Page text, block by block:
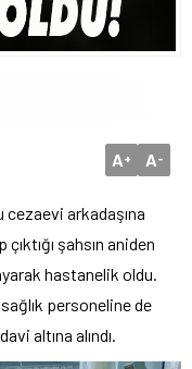
A+ A-
cezaevi arkadaşına
şahsın aniden
hastanelik oldu.
personeline de
altına alındı.